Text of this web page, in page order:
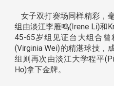
女子双打赛场同样精彩，
组由淡江李雁鸣(Irene Li)和
45-65岁组见证台大组合曾
(Virginia Wei)的精湛球技，
组则再次由淡江大学程平
Ho)拿下金牌。